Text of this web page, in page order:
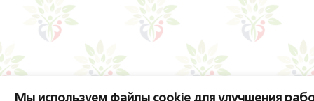
Мы используем файлы cookie для улучшения